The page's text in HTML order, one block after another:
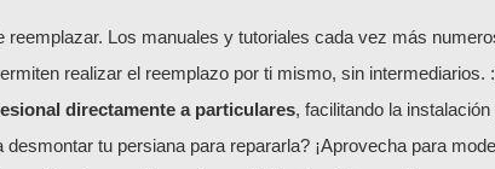
Los manuales y tutoriales cada vez más
realizar el reemplazo por ti mismo, sin intermediarios.
directamente a particulares, facilitando la
desmontar tu persiana para repararla? ¡Aprovecha para